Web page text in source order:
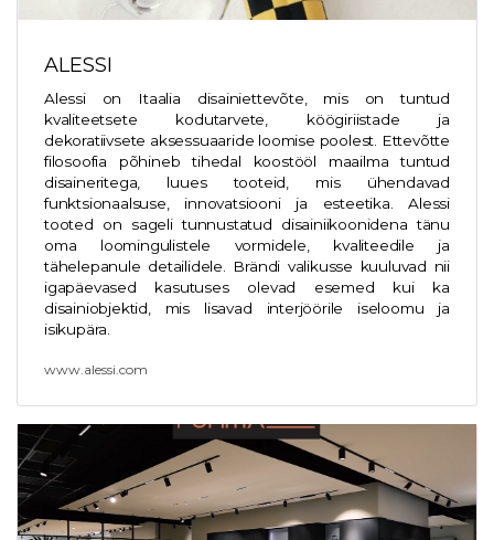
ALESSI
Alessi on Itaalia disainiettevõte, mis on tuntud
kvaliteetsete kodutarvete, köögiriistade ja
dekoratiivsete aksessuaaride loomise poolest. Ettevõtte
filosoofia põhineb tihedal koostööl maailma tuntud
disaineritega, luues tooteid, mis ühendavad
funktsionaalsuse, innovatsiooni ja esteetika. Alessi
tooted on sageli tunnustatud disainiikoonidena tänu
oma loomingulistele vormidele, kvaliteedile ja
tähelepanule detailidele. Brändi valikusse kuuluvad nii
igapäevased kasutuses olevad esemed kui ka
disainiobjektid, mis lisavad interjöörile iseloomu ja
isikupära.
www.alessi.com